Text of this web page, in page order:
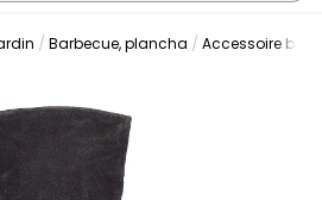
Barbecue, plancha Accessoire